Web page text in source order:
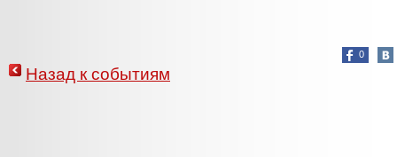
0
Назад к событиям